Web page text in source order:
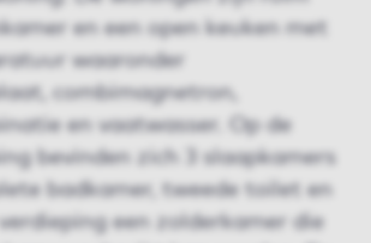
en een open keuken met
waaronder
combimagnetron,
en vaatwasser. Op de
bevinden zich 3 slaapkamers
badkamer, tweede toilet en
een zolderkamer die